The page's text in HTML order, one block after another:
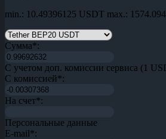
min.: 10.49396125 USDT max.:
Сумма*:
С учетом доп. комиссии сервиса (1
С комиссией*:
На счет*:
Персональные данные
E-mail*: